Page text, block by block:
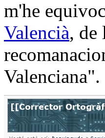
m'he
Valencià, de
Valenciana".